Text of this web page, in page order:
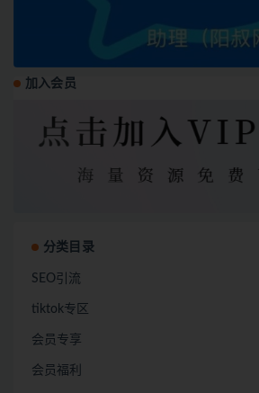
加入会员
分类目录
SEO引流
tiktok专区
会员专享
会员福利